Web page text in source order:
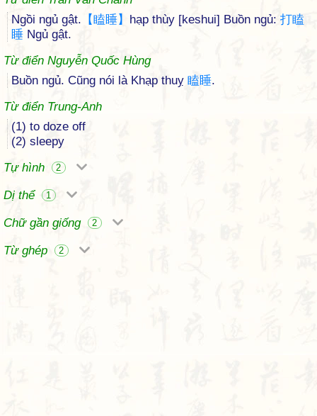
Ngồi ngủ gật. 【瞌睡】 hạp thùy [keshui] Buồn ngủ: 打瞌
睡 Ngủ gật.
Từ điển Nguyễn Quốc Hùng
Buồn ngủ. Cũng nói là Khạp thuỵ 瞌睡.
Từ điển Trung-Anh
(1) to doze off
(2) sleepy
Tự hình
2
Dị thể 1
Chữ gần giống 2
Từ ghép 2